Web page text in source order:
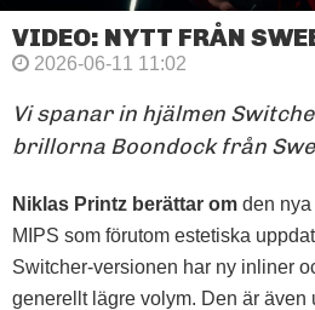
VIDEO: NYTT FRÅN
2026-06-11 11:02
Vi spanar in hjälmen
brillorna Boondock från
Niklas Printz berättar om den
MIPS som förutom estetiska
Switcher-versionen har ny inliner
generellt lägre volym. Den är även